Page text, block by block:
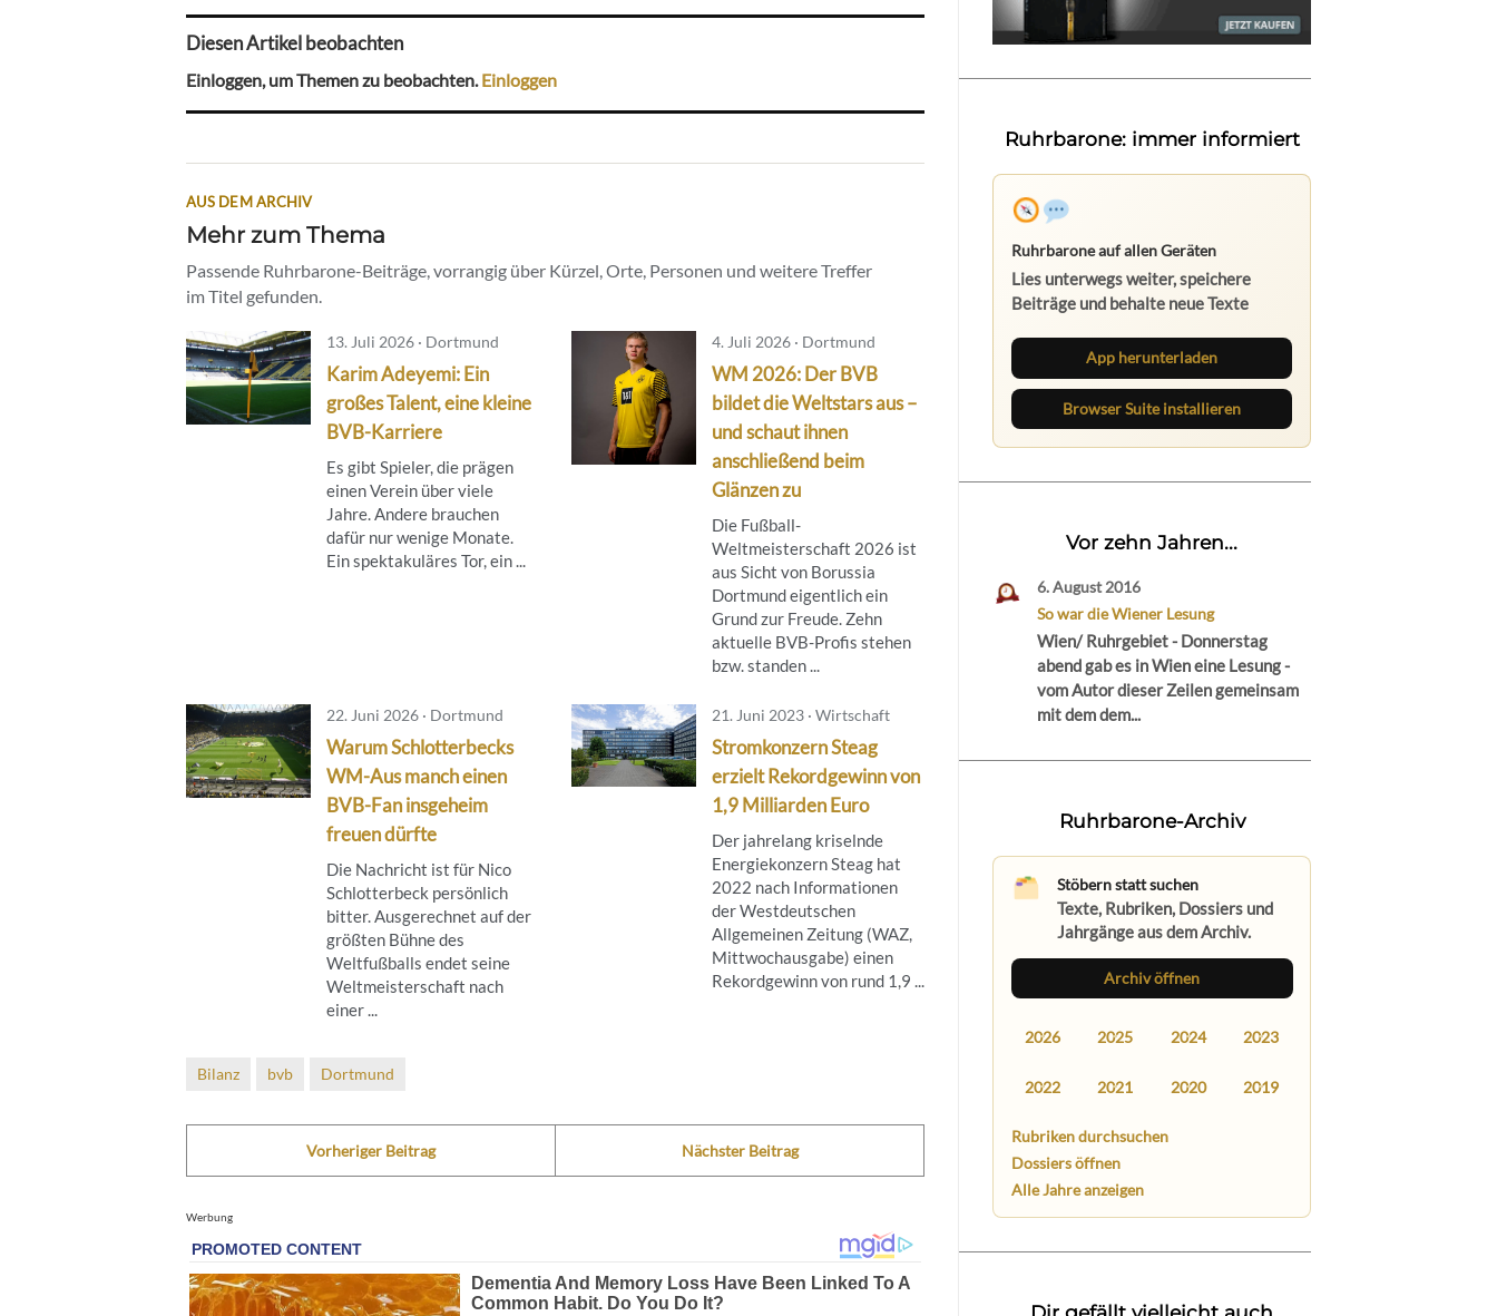
Diesen Artikel beobachten
Einloggen, um Themen zu beobachten.Einloggen
AUS DEM ARCHIV
Mehr zum Thema
Passende Ruhrbarone-Beiträge, vorrangig über Kürzel, Orte, Personen und weitere Treffer
im Titel gefunden.
13. Juli 2026 · Dortmund
Karim Adeyemi: Ein
großes Talent, eine kleine
BVB-Karriere
Es gibt Spieler, die prägen
einen Verein über viele
Jahre. Andere brauchen
dafür nur wenige Monate.
Ein spektakuläres Tor, ein ...
4. Juli 2026 · Dortmund
WM 2026: Der BVB
bildet die Weltstars aus –
und schaut ihnen
anschließend beim
Glänzen zu
Die Fußball-
Weltmeisterschaft 2026 ist
aus Sicht von Borussia
Dortmund eigentlich ein
Grund zur Freude. Zehn
aktuelle BVB-Profis stehen
bzw. standen ...
22. Juni 2026 · Dortmund
Warum Schlotterbecks
WM-Aus manch einen
BVB-Fan insgeheim
freuen dürfte
Die Nachricht ist für Nico
Schlotterbeck persönlich
bitter. Ausgerechnet auf der
größten Bühne des
Weltfußballs endet seine
Weltmeisterschaft nach
einer ...
21. Juni 2023 · Wirtschaft
Stromkonzern Steag
erzielt Rekordgewinn von
1,9 Milliarden Euro
Der jahrelang kriselnde
Energiekonzern Steag hat
2022 nach Informationen
der Westdeutschen
Allgemeinen Zeitung (WAZ,
Mittwochausgabe) einen
Rekordgewinn von rund 1,9 ...
Bilanz bvb Dortmund
Vorheriger Beitrag Nächster Beitrag
Werbung
Ruhrbarone: immer informiert
Ruhrbarone auf allen Geräten
Lies unterwegs weiter, speichere
Beiträge und behalte neue Texte
App herunterladen
Browser Suite installieren
Vor zehn Jahren...
6. August 2016
So war die Wiener Lesung
Wien/ Ruhrgebiet - Donnerstag
abend gab es in Wien eine Lesung -
vom Autor dieser Zeilen gemeinsam
mit dem dem...
Ruhrbarone-Archiv
Stöbern statt suchen
Texte, Rubriken, Dossiers und
Jahrgänge aus dem Archiv.
Archiv öffnen
2026 2025 2024 2023
2022 2021 2020 2019
Rubriken durchsuchen
Dossiers öffnen
Alle Jahre anzeigen